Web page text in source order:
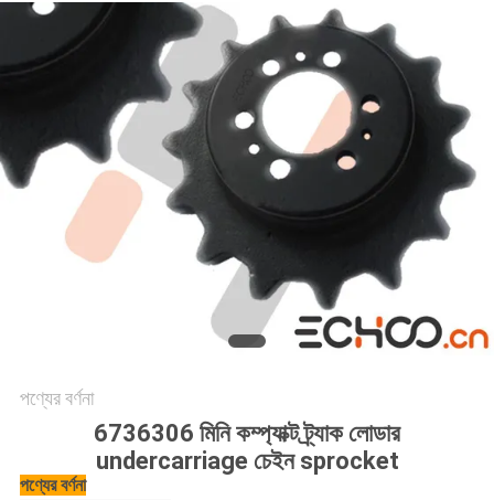
সাইট
PRIVACY
POLICY
পণ্যের বর্ণনা
6736306 মিনি কম্প্যাক্ট ট্র্যাক লোডার
undercarriage চেইন sprocket
পণ্যের বর্ণনা